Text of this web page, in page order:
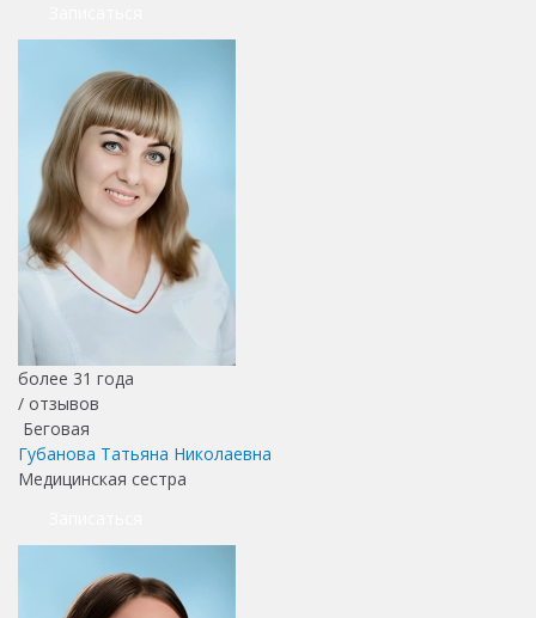
более 31 года
/ отзывов
Беговая
Губанова Татьяна Николаевна
Медицинская сестра